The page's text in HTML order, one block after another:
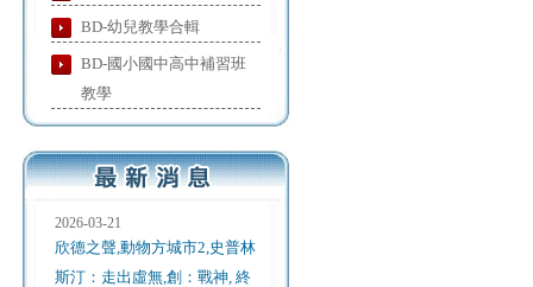
BD-幼兒教學合輯
BD-國小國中高中補習班
教學
2026-03-21
欣德之聲,動物方城市2,史普林
斯汀：走出虛無,創：戰神, 終